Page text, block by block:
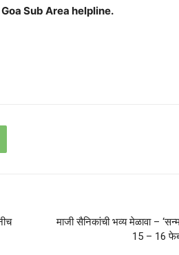
Sub Area helpline.
माजी सैनिकांची भव्य मेळावा –
15 – 16